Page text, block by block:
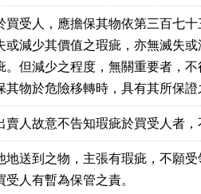
買受人，應擔保其物依第三百七
或減少其價值之瑕疵，亦無滅失
。但減少之程度，無關重要者，
其物於危險移轉時，具有其所保
賣人故意不告知瑕疵於買受人者
地送到之物，主張有瑕疵，不願
人有暫為保管之責。